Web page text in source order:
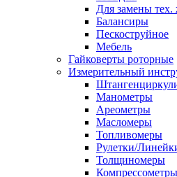
Для замены тех.
Балансиры
Пескоструйное
Мебель
Гайковерты роторные
Измерительный
Манометры
Ареометры
Масломеры
Топливомеры
Рулетки/
Толщиномеры
Компрессометры